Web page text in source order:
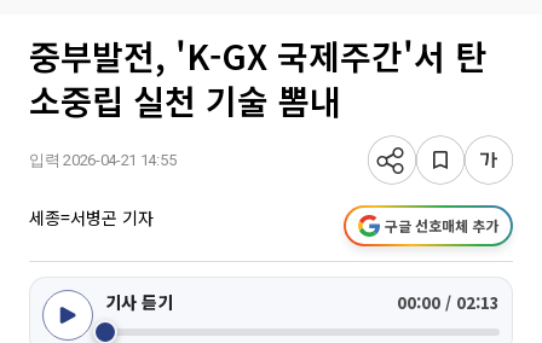
중부발전, 'K-GX 국제주간'서 탄
소중립 실천 기술 뽐내
입력 2026-04-21 14:55
세종=서병곤 기자 구글 선호매체 추가
기사 듣기 00:00 / 02:13